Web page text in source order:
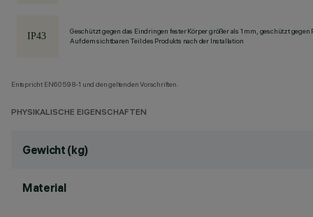
Geschützt gegen das Eindringen fester Körper größer als 1 mm, geschützt gegen
Auf dem sichtbaren Teil des Produkts nach der Installation
Entspricht EN60598-1 und den geltenden Vorschriften.
PHYSIKALISCHE EIGENSCHAFTEN
Gewicht (kg)
Material